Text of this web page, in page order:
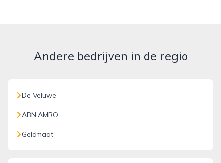
Andere bedrijven in de regio
De Veluwe
ABN AMRO
Geldmaat